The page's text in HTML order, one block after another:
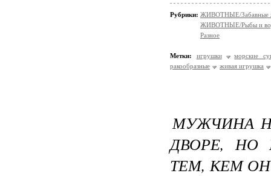
Рубрики: ЖИВОТНЫЕ/Забавные
ЖИВОТНЫЕ/Рыбы и
Разное
Метки: игрушки
морские
ракообразные
живая игрушка
МУЖЧИНА
ДВОРЕ, НО
ТЕМ, КЕМ